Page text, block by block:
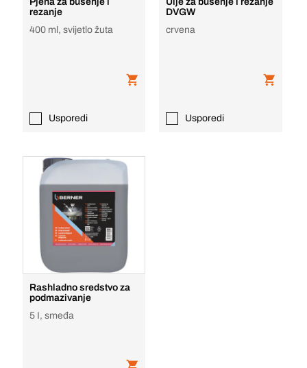
rezanje
400 ml, svijetlo žuta
Usporedi
DVGW
crvena
Usporedi
Rashladno sredstvo za
podmazivanje
5 I, smeđa